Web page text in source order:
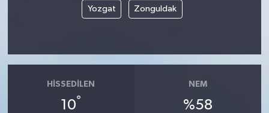
Yozgat Zonguldak
HISSEDILEN
10°
NEM
%58